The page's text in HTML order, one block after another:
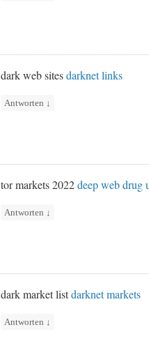
dark web sitesdarknet links
Antworten ↓
tor markets 2022deep web drug
Antworten ↓
dark market listdarknet markets
Antworten ↓